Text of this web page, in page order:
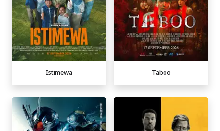
Istimewa Taboo